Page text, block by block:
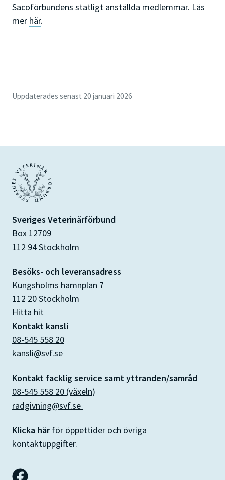
Sacoförbundens statligt anställda medlemmar. Läs
mer här.
Uppdaterades senast 20 januari 2026
Sveriges Veterinärförbund
Box 12709
112 94 Stockholm
Besöks- och leveransadress
Kungsholms hamnplan 7
112 20 Stockholm
Hitta hit
Kontakt kansli
08-545 558 20
kansli@svf.se
Kontakt facklig service samt yttranden/samråd
08-545 558 20 (växeln)
radgivning@svf.se
Klicka härför öppettider och övriga
kontaktuppgifter.